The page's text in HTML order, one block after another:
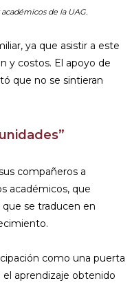
de la UAG.
ya que asistir a este
y costos. El apoyo de
que no se sintieran
compañeros a
académicos, que
se traducen en
como una puerta
aprendizaje obtenido